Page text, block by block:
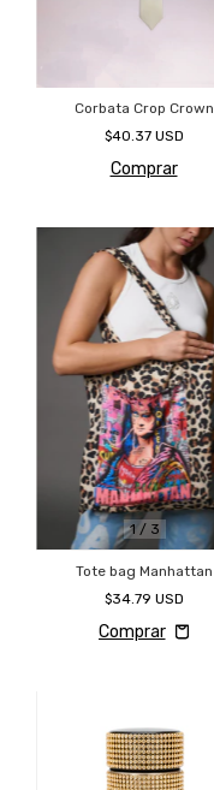
Corbata Crop Crown
$40.37 USD
Comprar
1 / 3
Tote bag Manhattan
$34.79 USD